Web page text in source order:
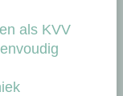
als KVV